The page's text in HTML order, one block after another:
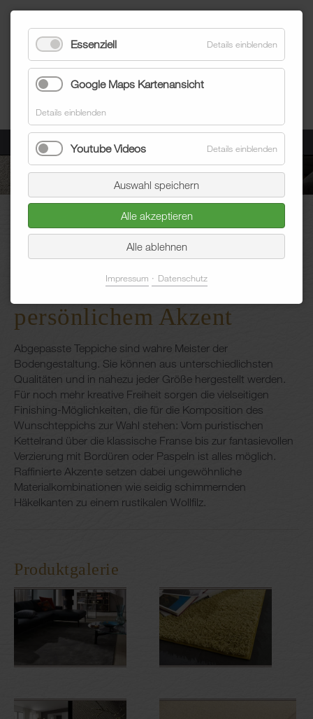
Menü
Blum Raumausstatter Bodenbeläge Teppiche Abgepasst
Bodenfreiheit mit
persönlichem Akzent
Abgepasste Teppiche sind wahre Meister der
Bodengestaltung. Sie können aus unterschiedlichsten
Qualitäten und in nahezu jeder Größe hergestellt werden.
Für noch mehr kreative Freiheit sorgen die vielseitigen
Finishing-Möglichkeiten, die für die Komposition des
Wunschteppichs zur Wahl stehen: Vom puristischen
Kettelrand über die klassische Franse bis zur fantasievollen
Verzierung mit Bordüren oder Paspeln ist alles möglich.
Raffinierte Akzente setzen dabei ungewöhnliche
Materialkombinationen wie seidig schimmernden
Häkelkanten zu einem rustikalen Wollfilz.
Produktgalerie
Essenziell Details einblenden
Google Maps Kartenansicht
Details einblenden
Youtube Videos Details einblenden
Auswahl speichern
Alle akzeptieren
Alle ablehnen
Impressum Datenschutz